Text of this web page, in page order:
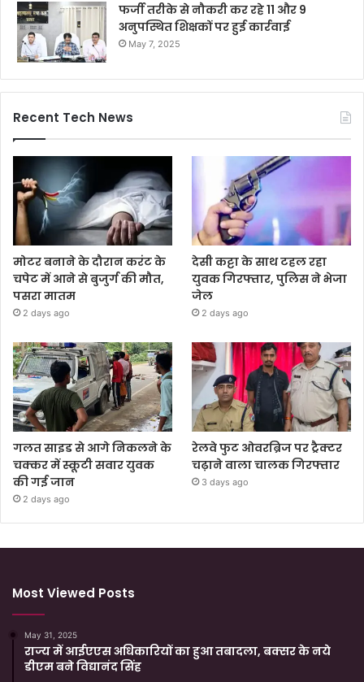
फर्जी तरीके से नौकरी कर रहे 11 और 9
अनुपस्थित शिक्षकों पर हुई कार्रवाई
May 7, 2025
Recent Tech News
मोटर बनाने के दौरान करंट के
चपेट में आने से बुजुर्ग की मौत,
पसरा मातम
2 days ago
देसी कट्टा के साथ टहल रहा
युवक गिरफ्तार, पुलिस ने भेजा
जेल
2 days ago
गलत साइड से आगे निकलने के
चक्कर में स्कूटी सवार युवक
की गई जान
2 days ago
रेलवे फुट ओवरब्रिज पर ट्रैक्टर
चढ़ाने वाला चालक गिरफ्तार
3 days ago
Most Viewed Posts
May 31, 2025
राज्य में आईएएस अधिकारियों का हुआ तबादला, बक्सर के नये
डीएम बने विद्यानंद सिंह